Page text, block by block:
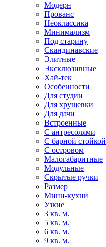
Модерн
Прованс
Неоклассика
Минимализм
Под старину
Скандинавские
Элитные
Эксклюзивные
Хай-тек
Особенности
Для студии
Для хрущевки
Для дачи
Встроенные
С антресолями
С барной стойкой
С островом
Малогабаритные
Модульные
Скрытые ручки
Размер
Мини-кухни
Узкие
3 кв. м.
5 кв. м.
6 кв. м.
9 кв. м.